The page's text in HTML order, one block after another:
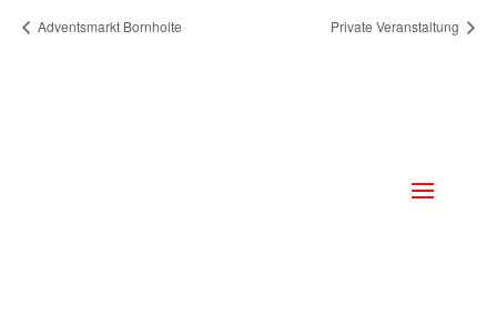
Adventsmarkt Bornholte Private Veranstaltung